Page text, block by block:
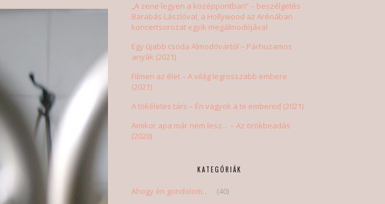
„A zene legyen a középpontban” – beszélgetés
Barabás Lászlóval, a Hollywood az Arénában
koncertsorozat egyik megálmodójával
Egy újabb csoda Almodóvartól – Párhuzamos
anyák (2021)
Filmen az élet – A világ legrosszabb embere
(2021)
A tökéletes társ – Én vagyok a te embered (2021)
Amikor apa már nem lesz… – Az örökbeadás
(2020)
KATEGÓRIÁK
Ahogy én gondolom…
(40)